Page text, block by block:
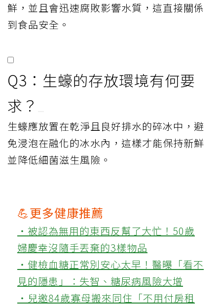
鮮，並且會迅速腐敗影響水質，這直接關係
到食品安全。
Q3：生蠔的存放環境有何要
求？
生蠔應放置在乾淨且良好排水的碎冰中，避
免浸泡在融化的冰水內，這樣才能保持新鮮
並降低細菌滋生風險。
💪更多健康推薦
‧被認為無用的東西反幫了大忙！50歲
婦慶幸沒隨手丟棄的3樣物品
‧健檢血糖正常別安心太早！醫曝「看不
見的隱患」：失智、糖尿病風險大增
‧兒邀84歲寡母搬來同住「不用付房租